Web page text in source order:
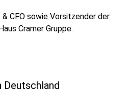
CFO sowie Vorsitzender der
Cramer Gruppe.
Deutschland